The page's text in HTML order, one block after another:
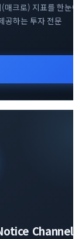
크로) 지표를 한눈에
공하는 투자 전문
Channel)